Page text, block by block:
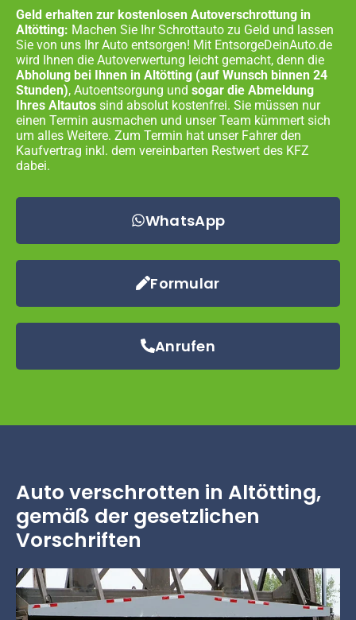
Geld erhalten zur kostenlosen Autoverschrottung in
Altötting: Machen Sie Ihr Schrottauto zu Geld und lassen
Sie von uns Ihr Auto entsorgen! Mit EntsorgeDeinAuto.de
wird Ihnen die Autoverwertung leicht gemacht, denn die
Abholung bei Ihnen in Altötting (auf Wunsch binnen 24
Stunden), Autoentsorgung und sogar die Abmeldung
Ihres Altautos sind absolut kostenfrei. Sie müssen nur
einen Termin ausmachen und unser Team kümmert sich
um alles Weitere. Zum Termin hat unser Fahrer den
Kaufvertrag inkl. dem vereinbarten Restwert des KFZ
dabei.
WhatsApp
Formular
Anrufen
Auto verschrotten in Altötting,
gemäß der gesetzlichen
Vorschriften